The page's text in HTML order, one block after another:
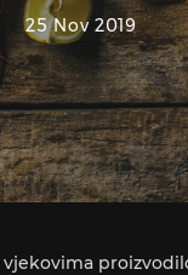
25 Nov 2019
vjekovima